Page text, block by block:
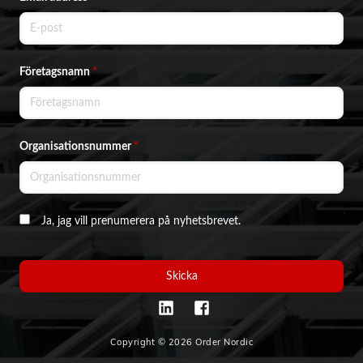
Företagsnamn*
Organisationsnummer *
Ja, jag vill prenumerera på nyhetsbrevet.
Skicka
Copyright © 2026 Order Nordic